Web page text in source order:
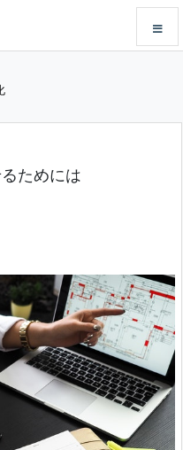
検索
ためには